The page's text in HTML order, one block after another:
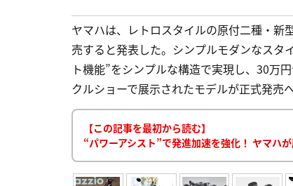
ヤマハは、レトロスタイルの原付二種・新
売すると発表した。シンプルモダンなスタ
ト機能”をシンプルな構造で実現し、30万
クルショーで展示されたモデルが正式発売
【この記事を最初から読む】
“パワーアシスト”で発進加速を強化！ ヤマハ